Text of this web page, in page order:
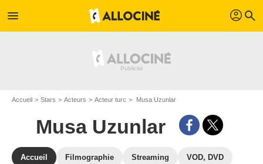
menu profil search
Accueil Stars Acteurs Acteur turc Musa Uzunlar
Musa Uzunlar
Accueil Filmographie Streaming VOD, DVD